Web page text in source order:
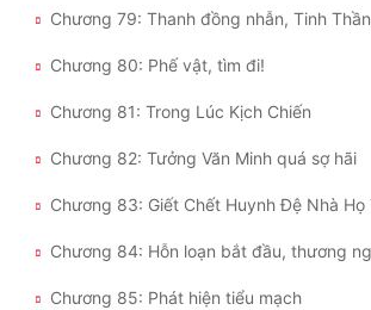
Chương 79: Thanh đồng nhẫn, Tinh
Chương 80: Phế vật, tìm đi!
Chương 81: Trong Lúc Kịch Chiến
Chương 82: Tưởng Văn Minh quá sợ hãi
Chương 83: Giết Chết Huynh Đệ Nhà Họ
Chương 84: Hỗn loạn bắt đầu, thương
Chương 85: Phát hiện tiểu mạch